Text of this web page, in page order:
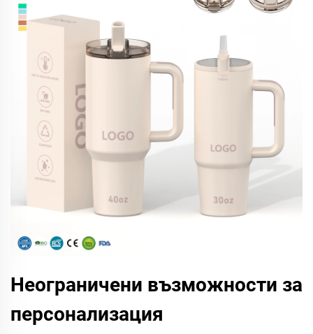
Неограничени възможности за
персонализация